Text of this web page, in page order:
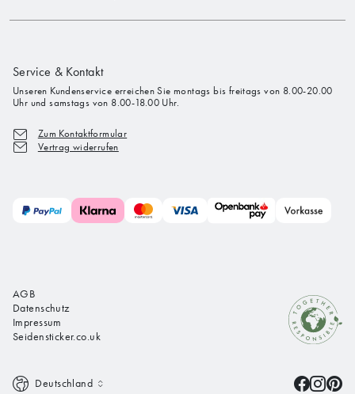
Service & Kontakt
Unseren Kundenservice erreichen Sie montags bis freitags von 8.00-20.00
Uhr und samstags von 8.00-18.00 Uhr.
Zum Kontaktformular
Vertrag widerrufen
AGB
Datenschutz
Impressum
Seidensticker.co.uk
Deutschland